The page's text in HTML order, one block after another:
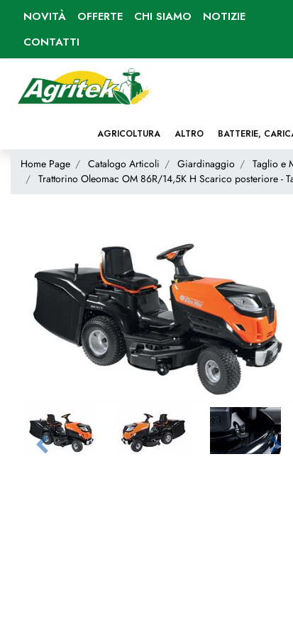
NOVITÀ OFFERTE CHI SIAMO
NOTIZIE
CONTATTI
AGRICOLTURA ALTRO BATTERIE,
Home Page Catalogo Articoli Giardinaggio Taglio e
Trattorino Oleomac OM 86R/14,5K H Scarico posteriore -